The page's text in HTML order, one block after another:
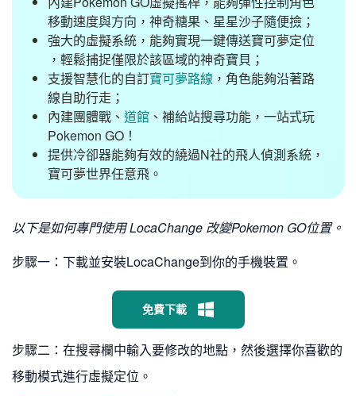
移動速度與方向，神奇糖果、星星沙子隨便撿；
強大的虛擬系統，能夠實現一鍵傳送寶可夢定位
，輕鬆捕捉僅限於該區域的神奇寶貝；
支援智慧化的自訂寶可夢路線 ，角色能夠沿著路
線自助行走；
內建團體戰、 道館 、補給站搜尋功能，一站式玩
Pokemon GO！
提供冷卻器能夠有效的繞過N社的飛人偵測系統，
寶可夢世界任意飛。
以下是如何專門使用 LocaChange 改變Pokemon GO位置。
步驟一：下載並安裝LocaChange到你的手機裝置。
免費下載
步驟二：在搜尋欄中輸入要修改的地點，然後選擇你喜歡的
移動模式進行虛擬定位。